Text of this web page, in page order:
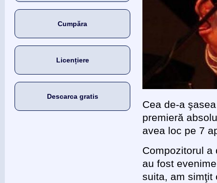
Cumpăra
Licențiere
Descarca gratis
Cea de-a
premieră
avea loc pe 7
Compozitorul a
au fost
suita, am simţit